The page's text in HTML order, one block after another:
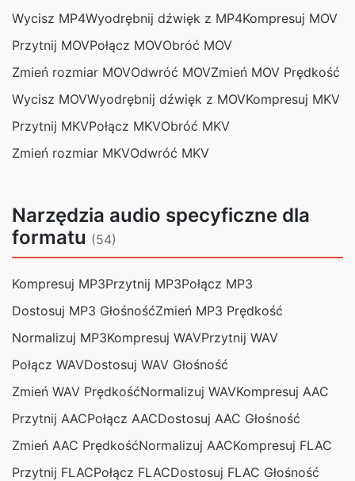
Wycisz MP4Wyodrębnij dźwięk z MP4Kompresuj MOV
Przytnij MOVPołącz MOVObróć MOV
Zmień rozmiar MOVOdwróć MOVZmień MOV Prędkość
Wycisz MOVWyodrębnij dźwięk z MOVKompresuj MKV
Przytnij MKVPołącz MKVObróć MKV
Zmień rozmiar MKVOdwróć MKV
Narzędzia audio specyficzne dla
formatu (54)
Kompresuj MP3Przytnij MP3Połącz MP3
Dostosuj MP3 GłośnośćZmień MP3 Prędkość
Normalizuj MP3Kompresuj WAVPrzytnij WAV
Połącz WAVDostosuj WAV Głośność
Zmień WAV PrędkośćNormalizuj WAVKompresuj AAC
Przytnij AACPołącz AACDostosuj AAC Głośność
Zmień AAC PrędkośćNormalizuj AACKompresuj FLAC
Przytnij FLACPołącz FLACDostosuj FLAC Głośność